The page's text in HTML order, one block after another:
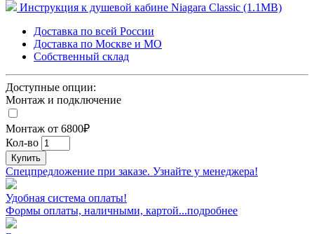
Инструкция к душевой кабине Niagara Classic (1.1MB)
Доставка по всей России
Доставка по Москве и МО
Собственный склад
Доступные опции:
Монтаж и подключение
Монтаж от 6800₽
Кол-во
Купить
Спецпредложение при заказе. Узнайте у менеджера!
Удобная система оплаты!
Формы оплаты, наличными, картой...подробнее